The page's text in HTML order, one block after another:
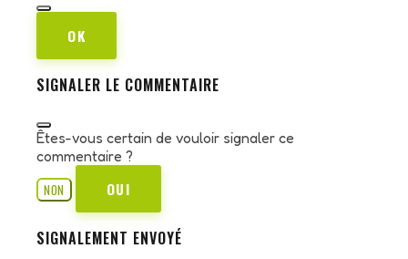
OK
SIGNALER LE COMMENTAIRE
Êtes-vous certain de vouloir signaler ce
commentaire ?
NON
OUI
SIGNALEMENT ENVOYÉ